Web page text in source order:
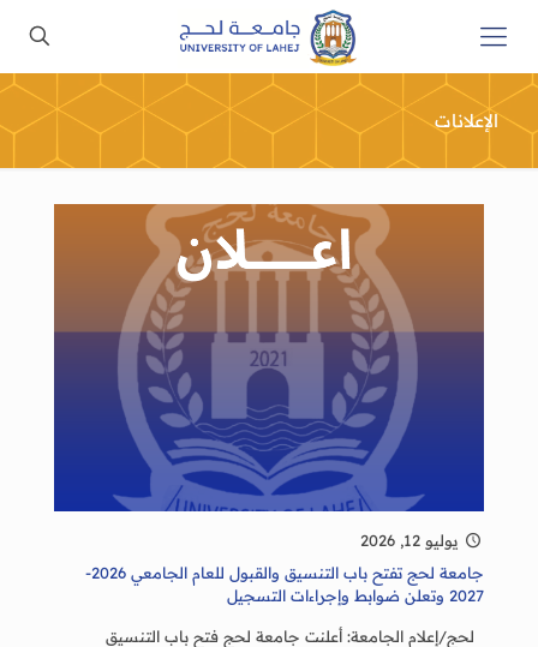
الإعلانات
يوليو 12, 2026
جامعة لحج تفتح باب التنسيق والقبول للعام الجامعي 2026-
2027 وتعلن ضوابط وإجراءات التسجيل
لحج/إعلام الجامعة: أعلنت جامعة لحج فتح باب التنسيق